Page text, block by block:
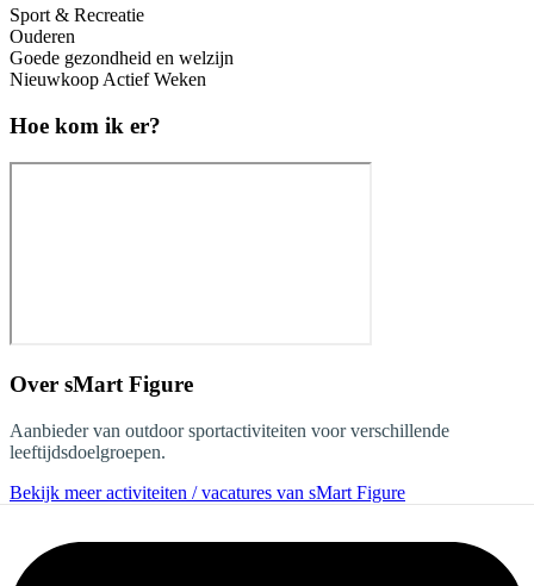
Sport & Recreatie
Ouderen
Goede gezondheid en welzijn
Nieuwkoop Actief Weken
Hoe kom ik er?
Over sMart Figure
Aanbieder van outdoor sportactiviteiten voor verschillende
leeftijdsdoelgroepen.
Bekijk meer activiteiten / vacatures van sMart Figure